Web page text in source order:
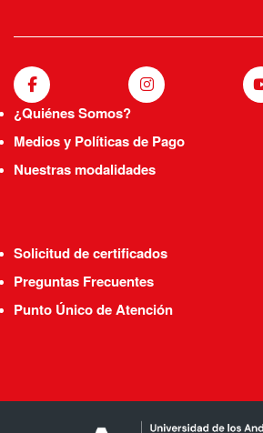
¿Quiénes Somos?
Medios y Políticas de Pago
Nuestras modalidades
Solicitud de certificados
Preguntas Frecuentes
Punto Único de Atención